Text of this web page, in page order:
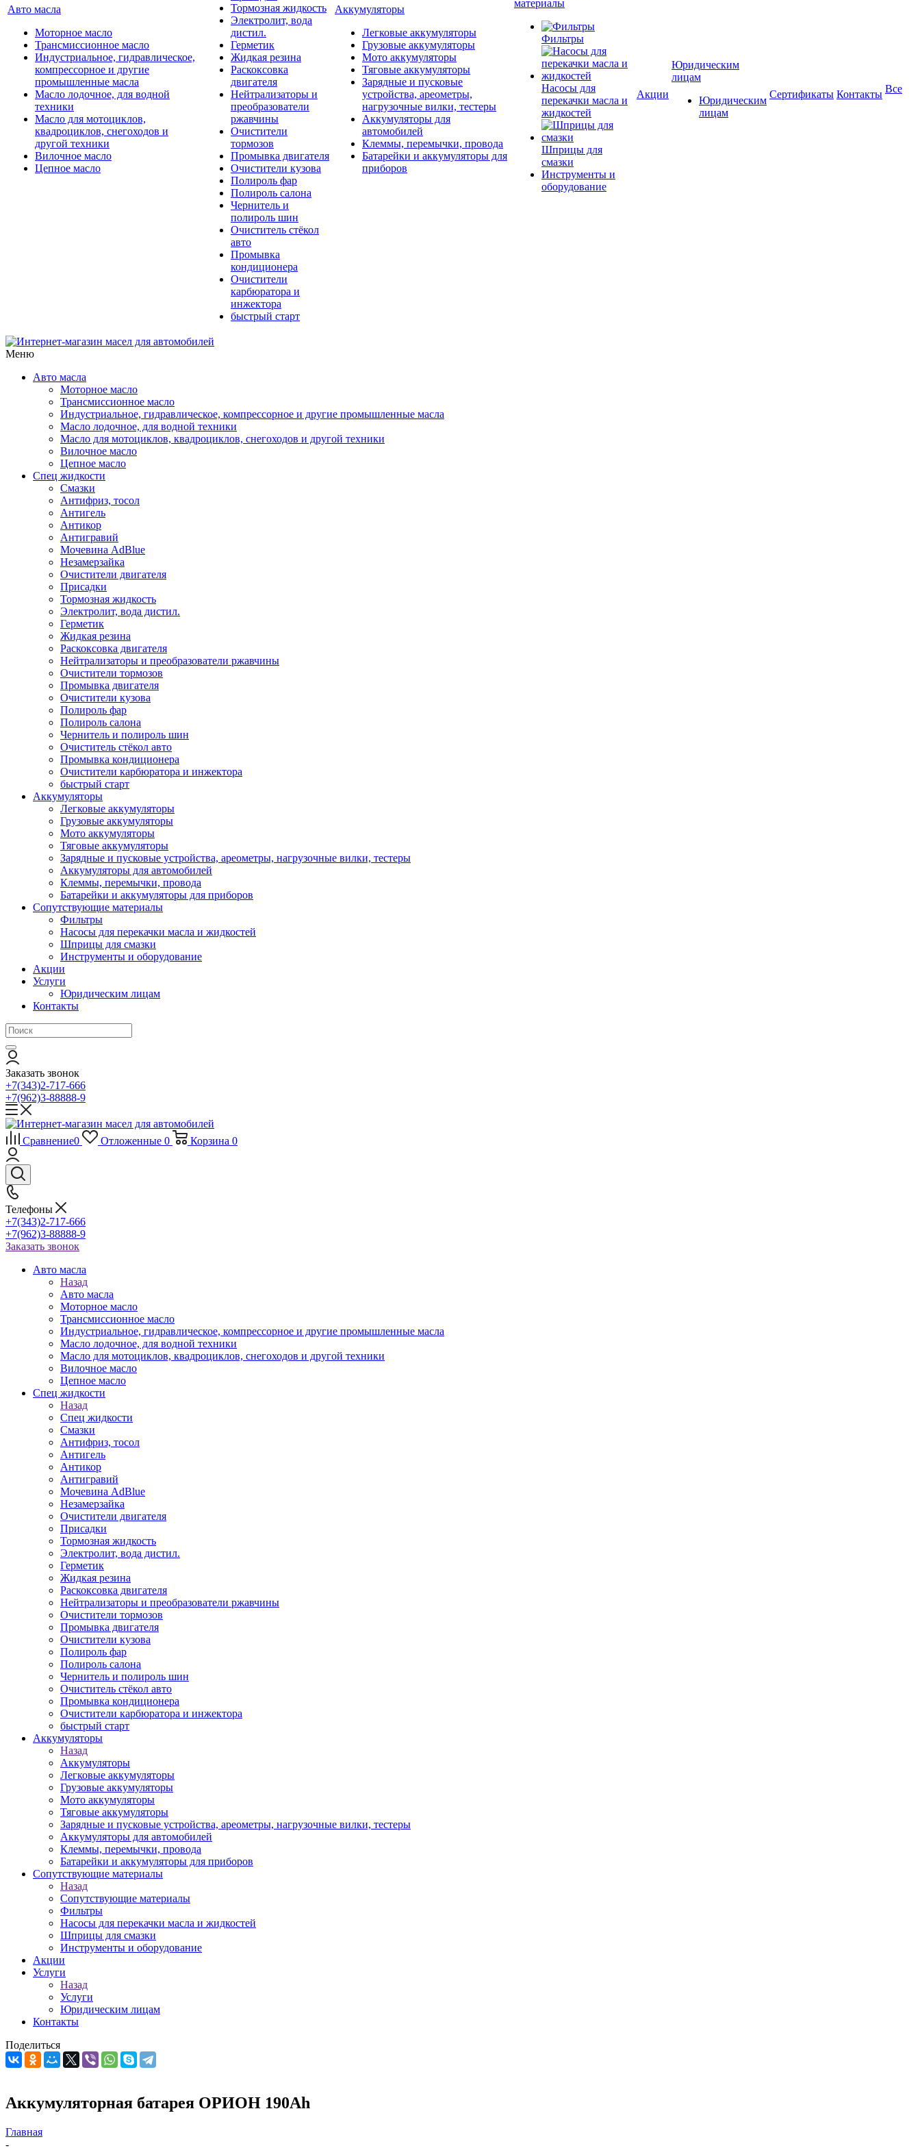
Авто масла
Моторное масло
Трансмиссионное масло
Индустриальное, гидравлическое,
компрессорное и другие
промышленные масла
Масло лодочное, для водной
техники
Масло для мотоциклов,
квадроциклов, снегоходов и
другой техники
Вилочное масло
Цепное масло
Тормозная жидкость
Электролит, вода
дистил.
Герметик
Жидкая резина
Раскоксовка
двигателя
Нейтрализаторы и
преобразователи
ржавчины
Очистители
тормозов
Промывка двигателя
Очистители кузова
Полироль фар
Полироль салона
Чернитель и
полироль шин
Очиститель стёкол
авто
Промывка
кондиционера
Очистители
карбюратора и
инжектора
быстрый старт
Аккумуляторы
Легковые аккумуляторы
Грузовые аккумуляторы
Мото аккумуляторы
Тяговые аккумуляторы
Зарядные и пусковые
устройства, ареометры,
нагрузочные вилки, тестеры
Аккумуляторы для
автомобилей
Клеммы, перемычки, провода
Батарейки и аккумуляторы для
приборов
материалы
Фильтры
Насосы для
перекачки масла и
жидкостей
Шприцы для
смазки
Инструменты и
оборудование
Акции
Юридическим
лицам
Юридическим
лицам
Сертификаты Контакты Все
Меню
Авто масла
Моторное масло
Трансмиссионное масло
Индустриальное, гидравлическое, компрессорное и другие промышленные масла
Масло лодочное, для водной техники
Масло для мотоциклов, квадроциклов, снегоходов и другой техники
Вилочное масло
Цепное масло
Спец жидкости
Смазки
Антифриз, тосол
Антигель
Антикор
Антигравий
Мочевина AdBlue
Незамерзайка
Очистители двигателя
Присадки
Тормозная жидкость
Электролит, вода дистил.
Герметик
Жидкая резина
Раскоксовка двигателя
Нейтрализаторы и преобразователи ржавчины
Очистители тормозов
Промывка двигателя
Очистители кузова
Полироль фар
Полироль салона
Чернитель и полироль шин
Очиститель стёкол авто
Промывка кондиционера
Очистители карбюратора и инжектора
быстрый старт
Аккумуляторы
Легковые аккумуляторы
Грузовые аккумуляторы
Мото аккумуляторы
Тяговые аккумуляторы
Зарядные и пусковые устройства, ареометры, нагрузочные вилки, тестеры
Аккумуляторы для автомобилей
Клеммы, перемычки, провода
Батарейки и аккумуляторы для приборов
Сопутствующие материалы
Фильтры
Насосы для перекачки масла и жидкостей
Шприцы для смазки
Инструменты и оборудование
Акции
Услуги
Юридическим лицам
Контакты
Заказать звонок
+7(343)2-717-666
+7(962)3-88888-9
Сравнение0 Отложенные 0 Корзина 0
Телефоны
+7(343)2-717-666
+7(962)3-88888-9
Заказать звонок
Авто масла
Назад
Авто масла
Моторное масло
Трансмиссионное масло
Индустриальное, гидравлическое, компрессорное и другие промышленные масла
Масло лодочное, для водной техники
Масло для мотоциклов, квадроциклов, снегоходов и другой техники
Вилочное масло
Цепное масло
Спец жидкости
Назад
Спец жидкости
Смазки
Антифриз, тосол
Антигель
Антикор
Антигравий
Мочевина AdBlue
Незамерзайка
Очистители двигателя
Присадки
Тормозная жидкость
Электролит, вода дистил.
Герметик
Жидкая резина
Раскоксовка двигателя
Нейтрализаторы и преобразователи ржавчины
Очистители тормозов
Промывка двигателя
Очистители кузова
Полироль фар
Полироль салона
Чернитель и полироль шин
Очиститель стёкол авто
Промывка кондиционера
Очистители карбюратора и инжектора
быстрый старт
Аккумуляторы
Назад
Аккумуляторы
Легковые аккумуляторы
Грузовые аккумуляторы
Мото аккумуляторы
Тяговые аккумуляторы
Зарядные и пусковые устройства, ареометры, нагрузочные вилки, тестеры
Аккумуляторы для автомобилей
Клеммы, перемычки, провода
Батарейки и аккумуляторы для приборов
Сопутствующие материалы
Назад
Сопутствующие материалы
Фильтры
Насосы для перекачки масла и жидкостей
Шприцы для смазки
Инструменты и оборудование
Акции
Услуги
Назад
Услуги
Юридическим лицам
Контакты
Поделиться
Аккумуляторная батарея ОРИОН 190Ah
Главная
-